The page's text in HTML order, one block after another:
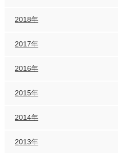
2018年
2017年
2016年
2015年
2014年
2013年